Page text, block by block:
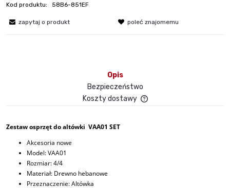
Kod produktu:
58B6-851EF
zapytaj o produkt poleć znajomemu
Opis
Bezpieczeństwo
Koszty dostawy
Zestaw osprzęt do altówki VAA01 SET
Akcesoria nowe
Model: VAA01
Rozmiar: 4/4
Materiał: Drewno hebanowe
Przeznaczenie: Altówka